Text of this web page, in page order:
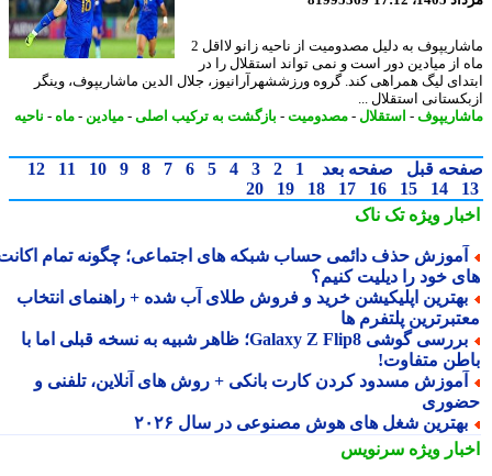
ماشاریپوف به دلیل مصدومیت از ناحیه زانو لااقل 2
از میادین دور است و نمی تواند استقلال را در
لیگ همراهی کند. گروه ورزششهرآرانیوز، جلال الدین ماشاریپوف، وینگر
استقلال ...
-استقلال-مصدومیت-بازگشت به ترکیب اصلی-میادین-ماه-ناحیه
قبل صفحه بعد 1
2
3
4
5
6
7
8
9
10
11
12
14
15
16
17
18
19
20
ویژهتک ناک
حذف دائمی حساب شبکه های اجتماعی؛ چگونه تمام اکانت
خود را دیلیت کنیم؟
اپلیکیشن خرید و فروش طلای آب شده + راهنمای انتخاب
پلتفرم ها
بررسی گوشی Galaxy Z Flip8؛ ظاهر شبیه به نسخه قبلی اما با
متفاوت!
مسدود کردن کارت بانکی + روش های آنلاین، تلفنی و
شغل های هوش مصنوعی در سال ۲۰۲۶
ویژهسرنویس